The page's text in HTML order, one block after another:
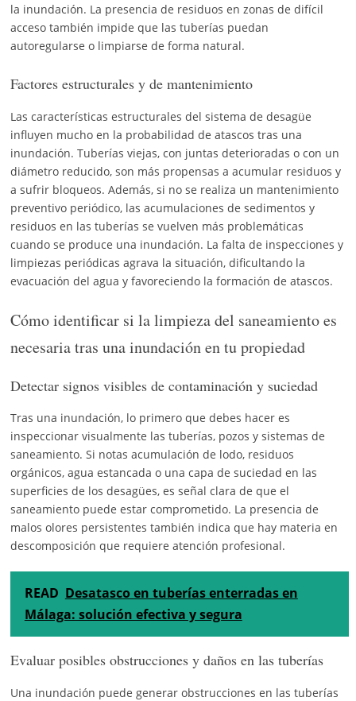
la inundación. La presencia de residuos en zonas de difícil
acceso también impide que las tuberías puedan
autoregularse o limpiarse de forma natural.
Factores estructurales y de mantenimiento
Las características estructurales del sistema de desagüe
influyen mucho en la probabilidad de atascos tras una
inundación. Tuberías viejas, con juntas deterioradas o con un
diámetro reducido, son más propensas a acumular residuos y
a sufrir bloqueos. Además, si no se realiza un mantenimiento
preventivo periódico, las acumulaciones de sedimentos y
residuos en las tuberías se vuelven más problemáticas
cuando se produce una inundación. La falta de inspecciones y
limpiezas periódicas agrava la situación, dificultando la
evacuación del agua y favoreciendo la formación de atascos.
Cómo identificar si la limpieza del saneamiento es
necesaria tras una inundación en tu propiedad
Detectar signos visibles de contaminación y suciedad
Tras una inundación, lo primero que debes hacer es
inspeccionar visualmente las tuberías, pozos y sistemas de
saneamiento. Si notas acumulación de lodo, residuos
orgánicos, agua estancada o una capa de suciedad en las
superficies de los desagües, es señal clara de que el
saneamiento puede estar comprometido. La presencia de
malos olores persistentes también indica que hay materia en
descomposición que requiere atención profesional.
READ Desatasco en tuberías enterradas en
Málaga: solución efectiva y segura
Evaluar posibles obstrucciones y daños en las tuberías
Una inundación puede generar obstrucciones en las tuberías